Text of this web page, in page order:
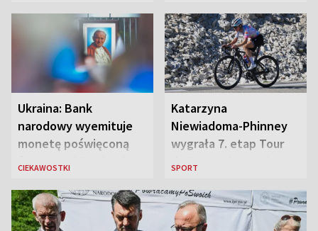
„Antka Rozpylacza”
Ukraina: Bank
narodowy wyemituje
monetę poświęconą
św. Janowi Pawłowi II
CIEKAWOSTKI
Katarzyna
Niewiadoma-Phinney
wygrała 7. etap Tour
de France i została
SPORT